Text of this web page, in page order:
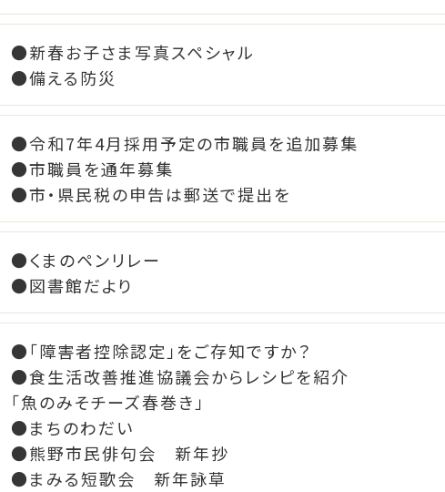
●新春お子さま写真スペシャル
●備える防災
●令和7年4月採用予定の市職員を追加募集
●市職員を通年募集
●市・県民税の申告は郵送で提出を
●くまのペンリレー
●図書館だより
●「障害者控除認定」をご存知ですか？
●食生活改善推進協議会からレシピを紹介
「魚のみそチーズ春巻き」
●まちのわだい
●熊野市民俳句会 新年抄
●まみる短歌会 新年詠草